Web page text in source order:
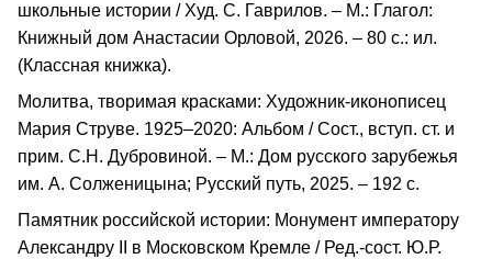
школьные истории / Худ. С. Гаврилов. – М.: Глагол:
Книжный дом Анастасии Орловой, 2026. – 80 с.: ил.
(Классная книжка).
Молитва, творимая красками: Художник-иконописец
Мария Струве. 1925–2020: Альбом / Сост., вступ. ст. и
прим. С.Н. Дубровиной. – М.: Дом русского зарубежья
им. А. Солженицына; Русский путь, 2025. – 192 с.
Памятник российской истории: Монумент императору
Александру II в Московском Кремле / Ред.-сост. Ю.Р.